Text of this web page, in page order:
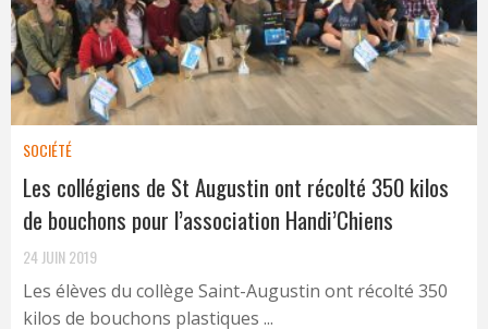
SOCIÉTÉ
Les collégiens de St Augustin ont récolté 350 kilos
de bouchons pour l’association Handi’Chiens
24 JUIN 2019
Les élèves du collège Saint-Augustin ont récolté 350
kilos de bouchons plastiques ...